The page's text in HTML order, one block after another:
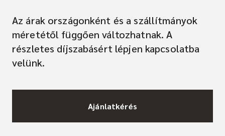
Az árak országonként és a szállítmányok
méretétől függően változhatnak. A
részletes díjszabásért lépjen kapcsolatba
velünk.
Ajánlatkérés